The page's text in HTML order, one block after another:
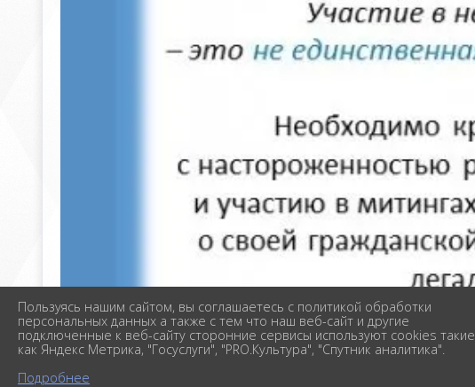
Пользуясь нашим сайтом, вы соглашаетесь с политикой обработки
персональных данных а также с тем что наш веб-сайт и другие
подключенные к веб-сайту сторонние сервисы используют cookies такие
как Яндекс Метрика, "Госуслуги", "PRO.Культура", "Спутник аналитика".
Подробнее